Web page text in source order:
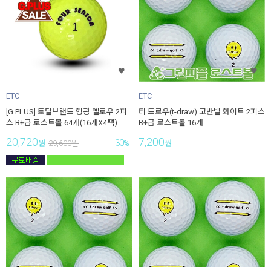
ETC
[G.PLUS] 토탈브랜드 형광 옐로우 2피
스 B+급 로스트볼 64개(16개X4팩)
20,720원 29,600원 30%
ETC
티 드로우(t-draw) 고반발 화이트 2피스
B+급 로스트볼 16개
7,200원